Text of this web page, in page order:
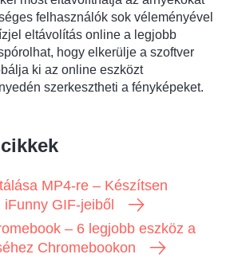
felhasználók sok véleményével
eltávolítás online a legjobb
hogy elkerülje a szoftver
ki az online eszközt
szerkesztheti a fényképeket.
MP4-re – Készítsen
GIF-jeiből
– 6 legjobb eszköz a
Chromebookon